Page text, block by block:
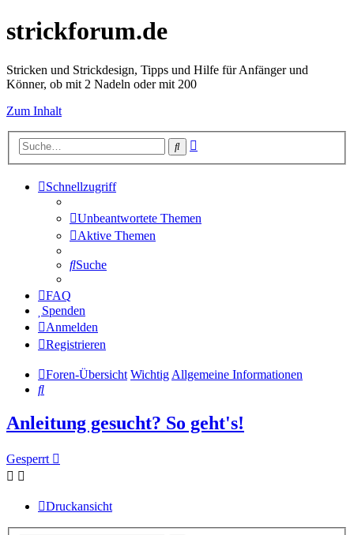
strickforum.de
Stricken und Strickdesign, Tipps und Hilfe für Anfänger und
Könner, ob mit 2 Nadeln oder mit 200
Zum Inhalt
Suche
Schnellzugriff
Unbeantwortete Themen
Aktive Themen
Suche
FAQ
Spenden
Anmelden
Registrieren
Foren-Übersicht WichtigAllgemeine Informationen
Suche
Anleitung gesucht? So geht's!
Gesperrt
Druckansicht